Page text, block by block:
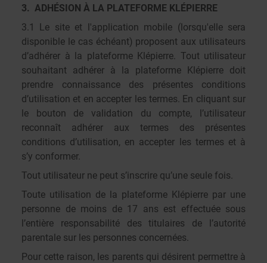
3. ADHÉSION À LA PLATEFORME KLÉPIERRE
3.1 Le site et l'application mobile (lorsqu'elle sera
disponible le cas échéant) proposent aux utilisateurs
d’adhérer à la plateforme Klépierre. Tout utilisateur
souhaitant adhérer à la plateforme Klépierre doit
prendre connaissance des présentes conditions
d’utilisation et en accepter les termes. En cliquant sur
le bouton de validation du compte, l’utilisateur
reconnaît adhérer aux termes des présentes
conditions d’utilisation, en accepter les termes et à
s’y conformer.
Tout utilisateur ne peut s’inscrire qu’une seule fois.
Toute utilisation de la plateforme Klépierre par une
personne de moins de 17 ans est effectuée sous
l’entière responsabilité des titulaires de l’autorité
parentale sur les personnes concernées.
Pour cette raison, les parents qui désirent permettre à